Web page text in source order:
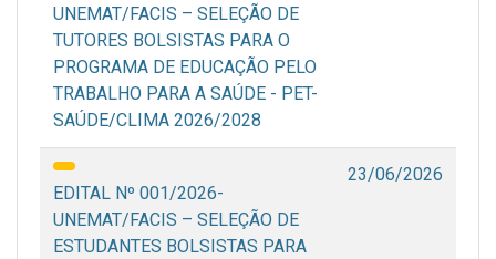
UNEMAT/FACIS – SELEÇÃO DE
TUTORES BOLSISTAS PARA O
PROGRAMA DE EDUCAÇÃO PELO
TRABALHO PARA A SAÚDE - PET-
SAÚDE/CLIMA 2026/2028
EDITAL Nº 001/2026-
UNEMAT/FACIS – SELEÇÃO DE
ESTUDANTES BOLSISTAS PARA
23/06/2026